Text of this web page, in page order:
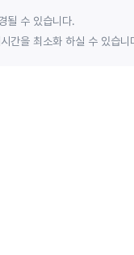
될 수 있습니다.
간을 최소화 하실 수 있습니